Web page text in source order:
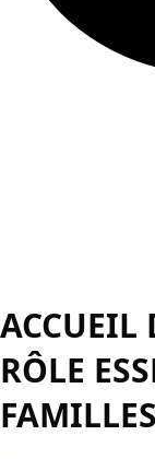
ACCUEIL
RÔLE
FAMILLES